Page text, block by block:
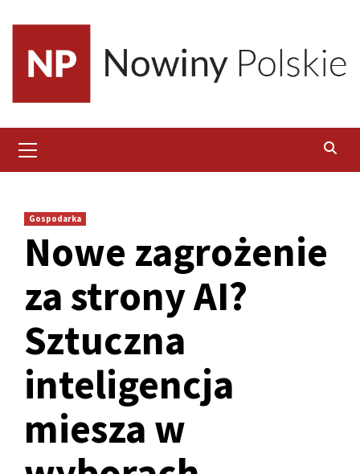
content
Menu
Gospodarka
Nowe zagrożenie
za strony AI?
Sztuczna
inteligencja
miesza w